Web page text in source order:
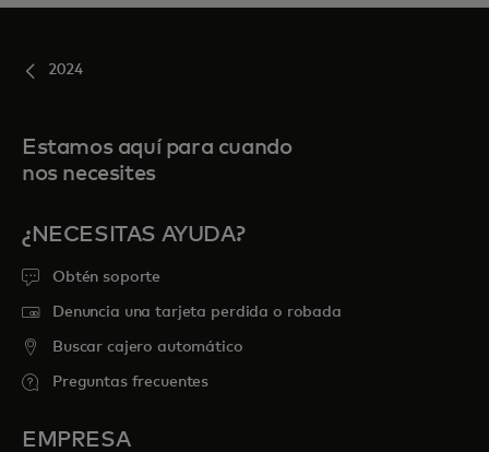
2024
Estamos aquí para cuando
nos necesites
¿NECESITAS AYUDA?
Obtén soporte
Denuncia una tarjeta perdida o robada
Buscar cajero automático
Preguntas frecuentes
EMPRESA